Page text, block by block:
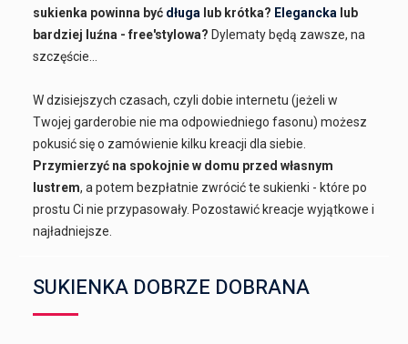
sukienka powinna być długa lub krótka? Elegancka lub
bardziej luźna - free'stylowa? Dylematy będą zawsze, na
szczęście...
W dzisiejszych czasach, czyli dobie internetu (jeżeli w
Twojej garderobie nie ma odpowiedniego fasonu) możesz
pokusić się o zamówienie kilku kreacji dla siebie.
Przymierzyć na spokojnie w domu przed własnym
lustrem, a potem bezpłatnie zwrócić te sukienki - które po
prostu Ci nie przypasowały. Pozostawić kreacje wyjątkowe i
najładniejsze.
SUKIENKA DOBRZE DOBRANA